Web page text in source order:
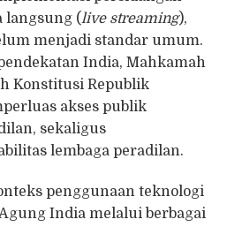
langsung (live streaming),
menjadi standar umum.
India, Mahkamah
Konstitusi Republik
akses publik
sekaligus
lembaga peradilan.
penggunaan teknologi
India melalui berbagai